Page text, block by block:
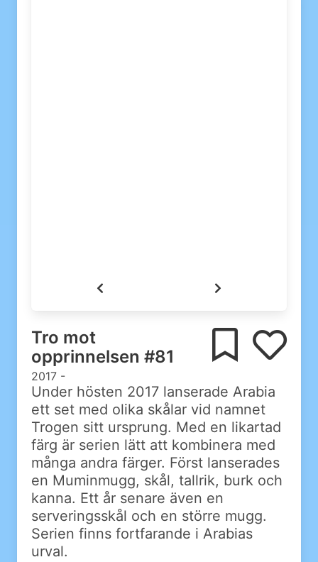
Tro mot
opprinnelsen #81
2017 -
Under hösten 2017 lanserade Arabia
ett set med olika skålar vid namnet
Trogen sitt ursprung. Med en likartad
färg är serien lätt att kombinera med
många andra färger. Först lanserades
en Muminmugg, skål, tallrik, burk och
kanna. Ett år senare även en
serveringsskål och en större mugg.
Serien finns fortfarande i Arabias
urval.